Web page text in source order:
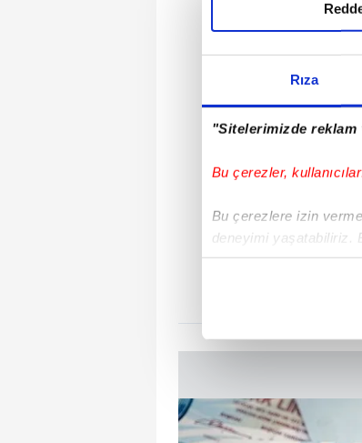
Rıza
"Sitelerimizde reklam
Bu çerezler,
Bu çerezlere izin
deneyimi yaşatabiliriz.
içerikleri sunabilmek
amacıyla
reklam/pazarlama